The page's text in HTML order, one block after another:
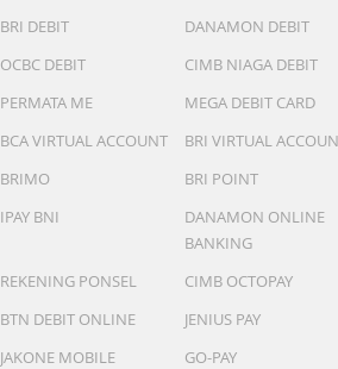
BRI DEBIT
DANAMON DEBIT
OCBC DEBIT
CIMB NIAGA DEBIT
PERMATA ME
MEGA DEBIT CARD
BCA VIRTUAL ACCOUNT
BRI VIRTUAL
BRIMO
BRI POINT
IPAY BNI
DANAMON ONLINE
BANKING
REKENING PONSEL
CIMB OCTOPAY
BTN DEBIT ONLINE
JENIUS PAY
JAKONE MOBILE
GO-PAY